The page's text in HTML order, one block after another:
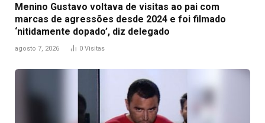
Menino Gustavo voltava de visitas ao pai com
marcas de agressões desde 2024 e foi filmado
‘nitidamente dopado’, diz delegado
agosto 7, 2026 0 Visitas